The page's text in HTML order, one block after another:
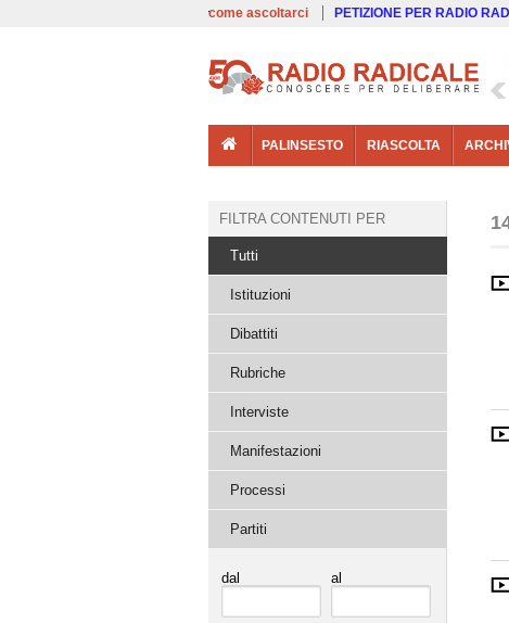
come ascoltarci PETIZIONE PER RADIO
PALINSESTO RIASCOLTA
FILTRA CONTENUTI PER
Tutti
Istituzioni
Dibattiti
Rubriche
Interviste
Manifestazioni
Processi
Partiti
dal al